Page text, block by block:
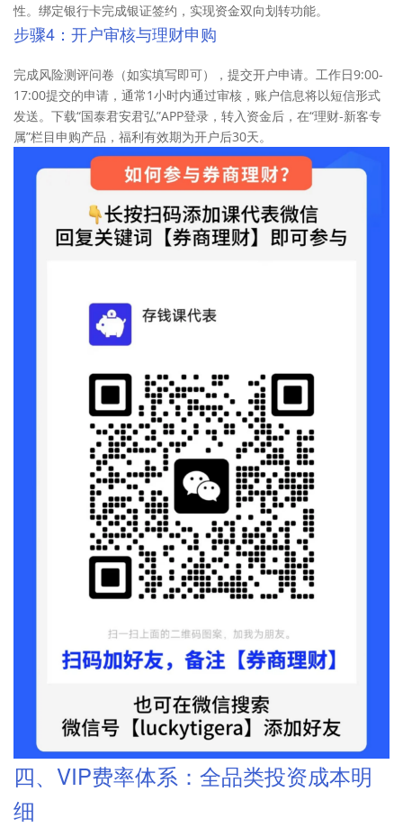
性。绑定银行卡完成银证签约，实现资金双向划转功能。
步骤4：开户审核与理财申购
完成风险测评问卷（如实填写即可），提交开户申请。工作日9:00-
17:00提交的申请，通常1小时内通过审核，账户信息将以短信形式
发送。下载“国泰君安君弘”APP登录，转入资金后，在“理财-新客专
属”栏目申购产品，福利有效期为开户后30天。
四、VIP费率体系：全品类投资成本明
细